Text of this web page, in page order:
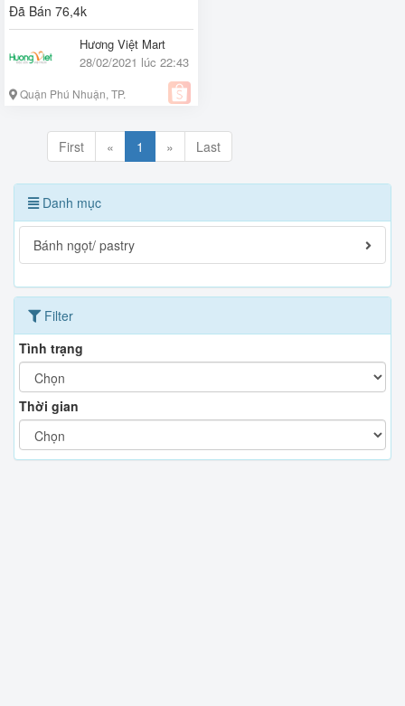
Đã Bán 76,4k
Hương Việt Mart
28/02/2021 lúc 22:43
Quận Phú Nhuận, TP.
First « 1 » Last
Danh mục
Bánh ngọt/ pastry
Filter
Tình trạng
Thời gian